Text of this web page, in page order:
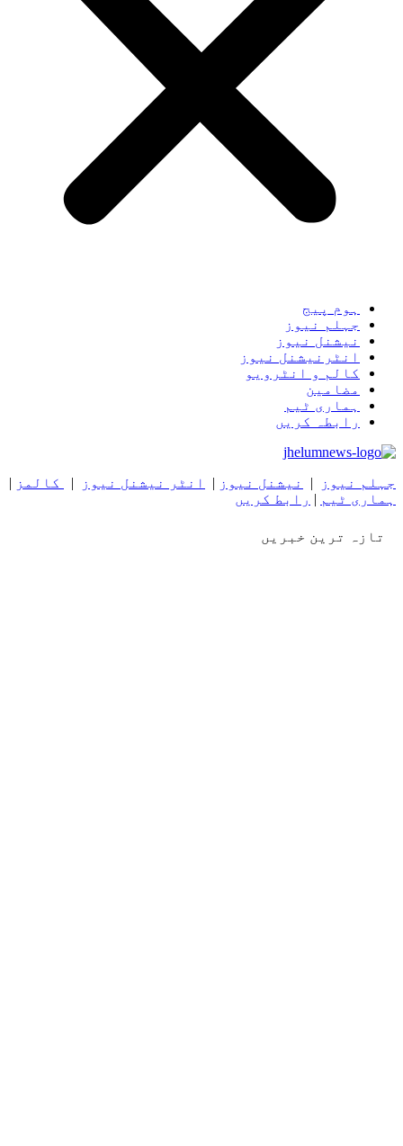
ہوم پیج
جہلم نیوز
نیشنل نیوز
انٹرنیشنل نیوز
کالم و انٹرویو
مضامین
ہماری ٹیم
رابطہ کریں
جہلم نیوز | نیشنل نیوز | انٹر نیشنل نیوز | کالمز |
ہماری ٹیم | رابط کریں
تازہ ترین خبریں